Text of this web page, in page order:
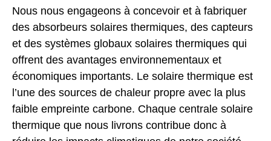
Nous nous engageons à concevoir et à fabriquer
des absorbeurs solaires thermiques, des capteurs
et des systèmes globaux solaires thermiques qui
offrent des avantages environnementaux et
économiques importants. Le solaire thermique est
l’une des sources de chaleur propre avec la plus
faible empreinte carbone. Chaque centrale solaire
thermique que nous livrons contribue donc à